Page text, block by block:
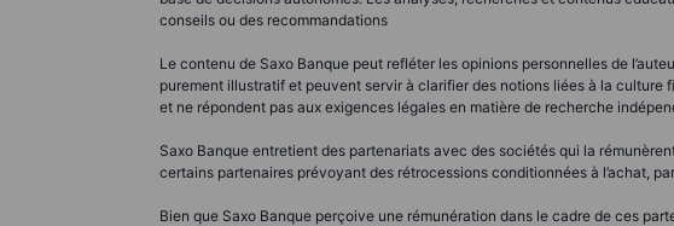
conseils ou des recommandations
Le contenu de Saxo Banque peut refléter les opinions personnelles de
purement illustratif et peuvent servir à clarifier des notions liées à la
et ne répondent pas aux exigences légales en matière de recherche
Saxo Banque entretient des partenariats avec des sociétés qui la
certains partenaires prévoyant des rétrocessions conditionnées à l’achat,
Bien que Saxo Banque perçoive une rémunération dans le cadre de ces